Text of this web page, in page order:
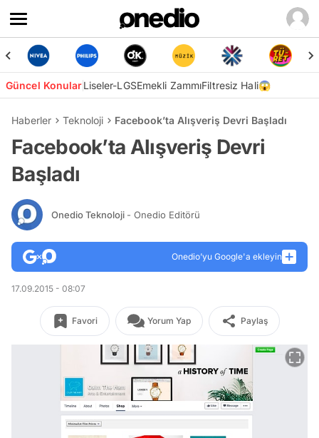
Güncel KonularLiseler-LGSEmekli ZammıFiltresiz Hali😱
Haberler Teknoloji Facebook’ta Alışveriş Devri Başladı
Facebook’ta Alışveriş Devri
Başladı
Onedio Teknoloji - Onedio Editörü
Onedio’yu Google'a ekleyin
17.09.2015 - 08:07
Favori Yorum Yap Paylaş